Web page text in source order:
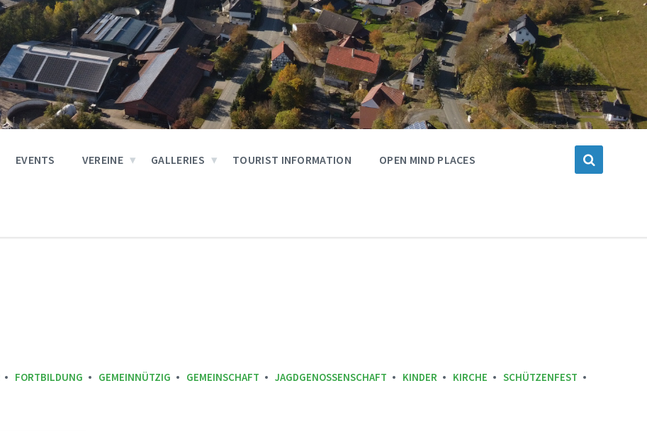
EVENTS VEREINE GALLERIES TOURIST INFORMATION OPEN MIND PLACES
FORTBILDUNG GEMEINNÜTZIG GEMEINSCHAFT JAGDGENOSSENSCHAFT KINDER KIRCHE
SCHÜTZENFEST